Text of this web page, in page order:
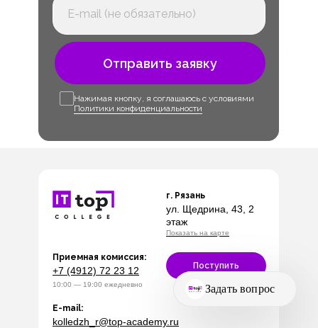
Отправить заявку
Нажимая кнопку, я соглашаюсь с условиями
Политики конфиденциальности
10:00 — 19:00 ежедневно
г. Рязань
kolledzh_r@top-academy.ru
E-mail:
Приемная комиссия:
ул. Щедрина, 43, 2
этаж
Показать на карте
Поступить
+7 (4912) 72 23 12